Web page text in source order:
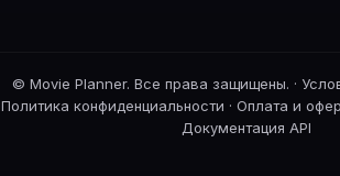
© Movie Planner. Все права защищены. ·
Политика конфиденциальности · Оплата и
Документация API